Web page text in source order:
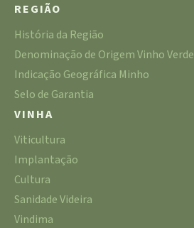
REGIÃO
História da Região
Denominação de Origem Vinho Verde
Indicação Geográfica Minho
Selo de Garantia
VINHA
Viticultura
Implantação
Cultura
Sanidade Videira
Vindima